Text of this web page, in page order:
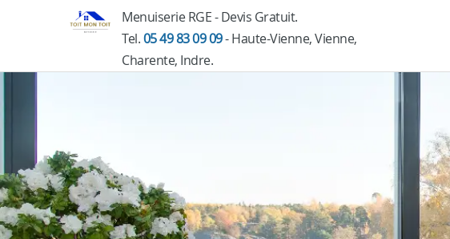
Menuiserie RGE - Devis Gratuit.
Tel.05 49 83 09 09- Haute-Vienne, Vienne,
Charente, Indre.